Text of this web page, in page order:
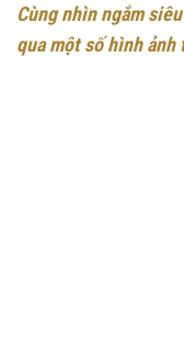
Cùng nhìn ngắm
qua một số hình ảnh